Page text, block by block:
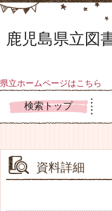
鹿児島県立図
県立ホームページはこちら
検索トップ
資料詳細